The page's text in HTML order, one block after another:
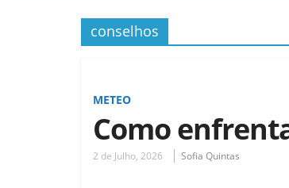
conselhos
METEO
Como
2 de Julho, 2026 Sofia Quintas